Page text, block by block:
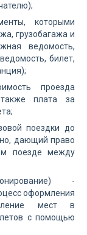
которыми
грузобагажа и
ведомость,
билет,
проезда
плата за
поездки до
дающий право
поезде между
-
оформления
мест в
с помощью